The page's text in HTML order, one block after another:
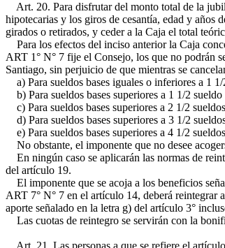
Art. 20. Para disfrutar del monto total de la
hipotecarias y los giros de cesantía, edad y años
girados o retirados, y ceder a la Caja el total
Para los efectos del inciso anterior la Caja
ART 1° N° 7 fije el Consejo, los que no podrán
Santiago, sin perjuicio de que mientras se
a) Para sueldos bases iguales o inferiores a 1
b) Para sueldos bases superiores a 1 1/2
c) Para sueldos bases superiores a 2 1/2
d) Para sueldos bases superiores a 3 1/2
e) Para sueldos bases superiores a 4 1/2
No obstante, el imponente que no desee
En ningún caso se aplicarán las normas de
del artículo 19.
El imponente que se acoja a los beneficios
ART 7° N° 7 en el artículo 14, deberá reintegrar
aporte señalado en la letra g) del artículo 3°
Las cuotas de reintegro se servirán con la
Art. 21. Las personas a que se refiere el artículo